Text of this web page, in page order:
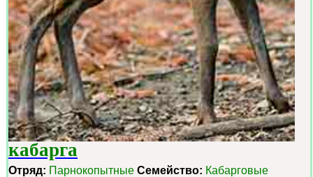
кабарга
Отряд: Парнокопытные Семейство: Кабарговые